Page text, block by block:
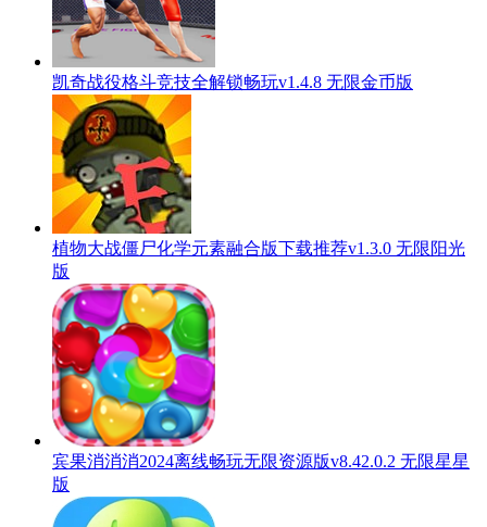
凯奇战役格斗竞技全解锁畅玩v1.4.8 无限金币版
植物大战僵尸化学元素融合版下载推荐v1.3.0 无限阳光
版
宾果消消消2024离线畅玩无限资源版v8.42.0.2 无限星星
版